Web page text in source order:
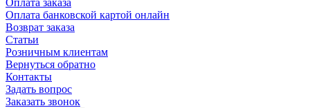
Оплата заказа
Оплата банковской картой онлайн
Возврат заказа
Статьи
Розничным клиентам
Вернуться обратно
Контакты
Задать вопрос
Заказать звонок